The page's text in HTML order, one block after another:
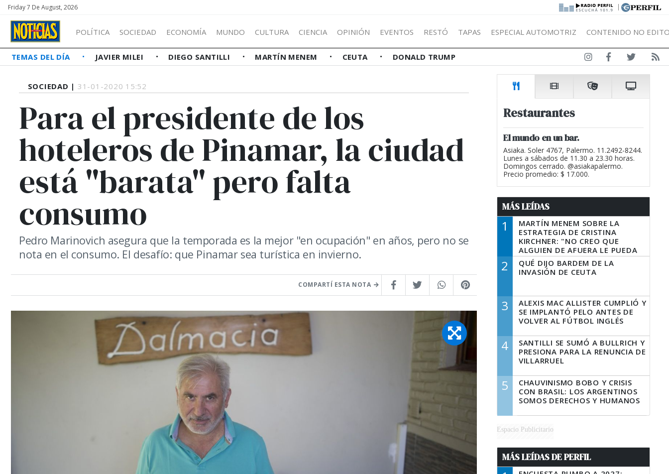
Friday 7 De August, 2026 |
POLÍTICA SOCIEDAD ECONOMÍA MUNDO CULTURA CIENCIA OPINIÓN EVENTOS RESTÓ TAPAS ESPECIAL AUTOMOTRIZ CONTENIDO NO
TEMAS DEL DÍA JAVIER MILEI DIEGO SANTILLI MARTÍN MENEM CEUTA DONALD TRUMP
SOCIEDAD | 31-01-2020 15:52
Para el presidente de los
hoteleros de Pinamar, la ciudad
está "barata" pero falta
consumo
Pedro Marinovich asegura que la temporada es la mejor "en ocupación" en años, pero no se
nota en el consumo. El desafío: que Pinamar sea turística en invierno.
COMPARTÍ ESTA NOTA
Restaurantes
El mundo en un bar.
Asiaka. Soler 4767, Palermo. 11.2492-8244.
Lunes a sábados de 11.30 a 23.30 horas.
Domingos cerrado. @asiakapalermo.
Precio promedio: $ 17.000.
MÁS LEÍDAS
1
MARTÍN MENEM SOBRE LA
ESTRATEGIA DE CRISTINA
KIRCHNER: "NO CREO QUE
ALGUIEN DE AFUERA LE PUEDA
DECIR A LA JUSTICIA LO QUE
TIENE QUE HACER"
2
QUÉ DIJO BARDEM DE LA
INVASIÓN DE CEUTA
3
ALEXIS MAC ALLISTER CUMPLIÓ Y
SE IMPLANTÓ PELO ANTES DE
VOLVER AL FÚTBOL INGLÉS
4
SANTILLI SE SUMÓ A BULLRICH Y
PRESIONA PARA LA RENUNCIA DE
VILLARRUEL
5
CHAUVINISMO BOBO Y CRISIS
CON BRASIL: LOS ARGENTINOS
SOMOS DERECHOS Y HUMANOS
Espacio Publicitario
MÁS LEÍDAS DE PERFIL